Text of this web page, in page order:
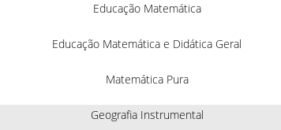
Educação Matemática
Educação Matemática e Didática Geral
Matemática Pura
Geografia Instrumental